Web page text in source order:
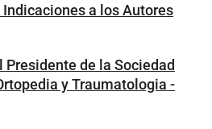
a los Autores
de la Sociedad
y Traumatologia -